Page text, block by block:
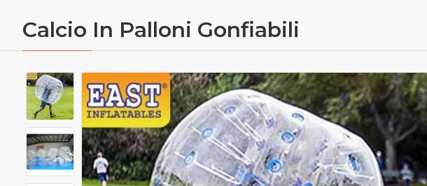
Calcio In Palloni Gonfiabili